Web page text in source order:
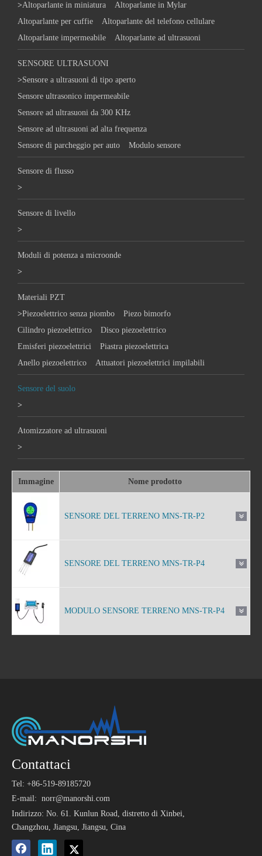
>Altoparlante in miniatura
Altoparlante in Mylar
Altoparlante per cuffie
Altoparlante del telefono cellulare
Altoparlante impermeabile
Altoparlante ad ultrasuoni
SENSORE ULTRASUONI
>Sensore a ultrasuoni di tipo aperto
Sensore ultrasonico impermeabile
Sensore ad ultrasuoni da 300 KHz
Sensore ad ultrasuoni ad alta frequenza
Sensore di parcheggio per auto
Modulo sensore
Sensore di flusso
>
Sensore di livello
>
Moduli di potenza a microonde
>
Materiali PZT
>Piezoelettrico senza piombo
Piezo bimorfo
Cilindro piezoelettrico
Disco piezoelettrico
Emisferi piezoelettrici
Piastra piezoelettrica
Anello piezoelettrico
Attuatori piezoelettrici impilabili
Sensore del suolo
>
Atomizzatore ad ultrasuoni
>
Immagine Nome prodotto
SENSORE DEL TERRENO MNS-TR-P2
SENSORE DEL TERRENO MNS-TR-P4
MODULO SENSORE TERRENO MNS-TR-P4
Contattaci
Tel: +86-519-89185720
E-mail: norr@manorshi.com
Indirizzo: No. 61. Kunlun Road, distretto di Xinbei,
Changzhou, Jiangsu, Jiangsu, Cina